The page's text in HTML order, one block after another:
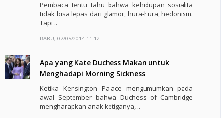
Pembaca tentu tahu bahwa kehidupan sosialita
tidak bisa lepas dari glamor, hura-hura, hedonism.
Tapi ..
RABU, 07/05/2014 11:12
Apa yang Kate Duchess Makan untuk
Menghadapi Morning Sickness
Ketika Kensington Palace mengumumkan pada
awal September bahwa Duchess of Cambridge
mengharapkan anak ketiganya, ..